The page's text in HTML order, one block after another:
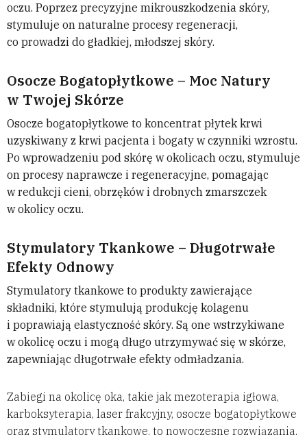
oczu. Poprzez precyzyjne mikrouszkodzenia skóry,
stymuluje on naturalne procesy regeneracji,
co prowadzi do gładkiej, młodszej skóry.
Osocze Bogatopłytkowe – Moc Natury
w Twojej Skórze
Osocze bogatopłytkowe to koncentrat płytek krwi
uzyskiwany z krwi pacjenta i bogaty w czynniki wzrostu.
Po wprowadzeniu pod skórę w okolicach oczu, stymuluje
on procesy naprawcze i regeneracyjne, pomagając
w redukcji cieni, obrzęków i drobnych zmarszczek
w okolicy oczu.
Stymulatory Tkankowe – Długotrwałe
Efekty Odnowy
Stymulatory tkankowe to produkty zawierające
składniki, które stymulują produkcję kolagenu
i poprawiają elastyczność skóry. Są one wstrzykiwane
w okolicę oczu i mogą długo utrzymywać się w skórze,
zapewniając długotrwałe efekty odmładzania.
Zabiegi na okolicę oka, takie jak mezoterapia igłowa,
karboksyterapia, laser frakcyjny, osocze bogatopłytkowe
oraz stymulatory tkankowe, to nowoczesne rozwiązania,